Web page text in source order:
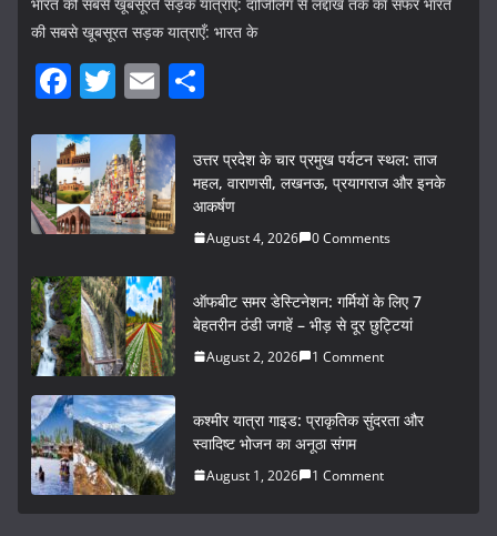
की सबसे खूबसूरत सड़क यात्राएँ: भारत के
F
c
e
b
o
k
T
itt
er
E
ai
l
ar
e
उत्तर प्रदेश के चार प्रमुख पर्यटन स्थल: ताज
महल, वाराणसी, लखनऊ, प्रयागराज और इनके
आकर्षण
August 4, 2026 0 Comments
ऑफबीट समर डेस्टिनेशन: गर्मियों के लिए 7
बेहतरीन ठंडी जगहें – भीड़ से दूर छुट्टियां
August 2, 2026 1 Comment
कश्मीर यात्रा गाइड: प्राकृतिक सुंदरता और
स्वादिष्ट भोजन का अनूठा संगम
August 1, 2026 1 Comment